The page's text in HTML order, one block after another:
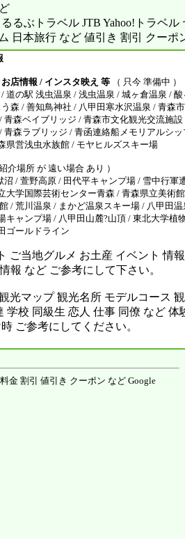
るぶトラベル JTB Yahoo!トラベル
日本旅行 など 値引き 割引 クーポ
店情報 / インスタ映え 等 （ 只今 準備中 ）
の駅 浅虫温泉 / 浅虫温泉 / 城ヶ倉温泉 /
森 / 善知鳥神社 / 八甲田寒水沢温泉 / 青森
森ベイブリッジ / 青森市文化観光交流施
森ラブリッジ / 青函連絡船メモリアルシ
営浅虫水族館 / モヤヒルズスキー場
介場所 が 遠い場合 あり ）
/ 萱野高原 / 田代平キャンプ場 / 雪中行軍
学国際芸術センター青森 / 青森県立美術
/ 荒川温泉 / まかど温泉スキー場 / 八甲田
ャンプ場 / 八甲田山麓?山頂 / 東北大学植
ゴールドライン
ご当地グルメ お土産 イベント 情
報 など ご参考にして下さい。
光マップ 観光名所 モデルコース
学校 同級生 恋人 仕事 同僚 など 体
ご参考にしてください。
金 割引 値引き クーポン など Google